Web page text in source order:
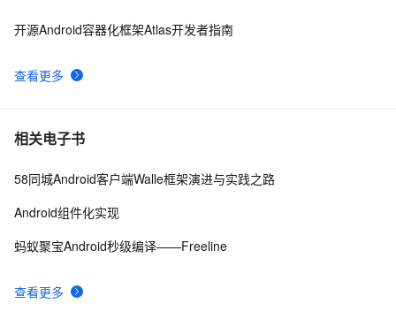
8 申请google android map api key
9 [Android]Activity跳转传递任意类型的数据、Activity为
10
查看更多
开源Android容器化框架Atlas开发者指南
相关电子书
查看更多
58同城Android客户端Walle框架演进与实践之路
Android组件化实现
蚂蚁聚宝Android秒级编译——Freeline